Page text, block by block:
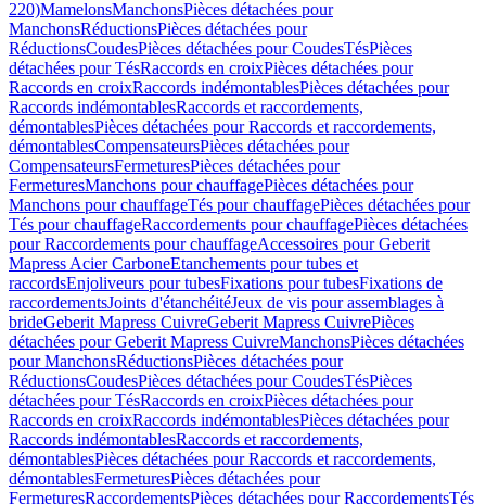
220)MamelonsManchonsPièces détachées pour
ManchonsRéductionsPièces détachées pour
RéductionsCoudesPièces détachées pour CoudesTésPièces
détachées pour TésRaccords en croixPièces détachées pour
Raccords en croixRaccords indémontablesPièces détachées pour
Raccords indémontablesRaccords et raccordements,
démontablesPièces détachées pour Raccords et raccordements,
démontablesCompensateursPièces détachées pour
CompensateursFermeturesPièces détachées pour
FermeturesManchons pour chauffagePièces détachées pour
Manchons pour chauffageTés pour chauffagePièces détachées pour
Tés pour chauffageRaccordements pour chauffagePièces détachées
pour Raccordements pour chauffageAccessoires pour Geberit
Mapress Acier CarboneEtanchements pour tubes et
raccordsEnjoliveurs pour tubesFixations pour tubesFixations de
raccordementsJoints d'étanchéitéJeux de vis pour assemblages à
brideGeberit Mapress CuivreGeberit Mapress CuivrePièces
détachées pour Geberit Mapress CuivreManchonsPièces détachées
pour ManchonsRéductionsPièces détachées pour
RéductionsCoudesPièces détachées pour CoudesTésPièces
détachées pour TésRaccords en croixPièces détachées pour
Raccords en croixRaccords indémontablesPièces détachées pour
Raccords indémontablesRaccords et raccordements,
démontablesPièces détachées pour Raccords et raccordements,
démontablesFermeturesPièces détachées pour
FermeturesRaccordementsPièces détachées pour RaccordementsTés